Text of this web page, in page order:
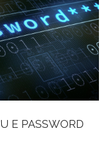
E PASSWORD